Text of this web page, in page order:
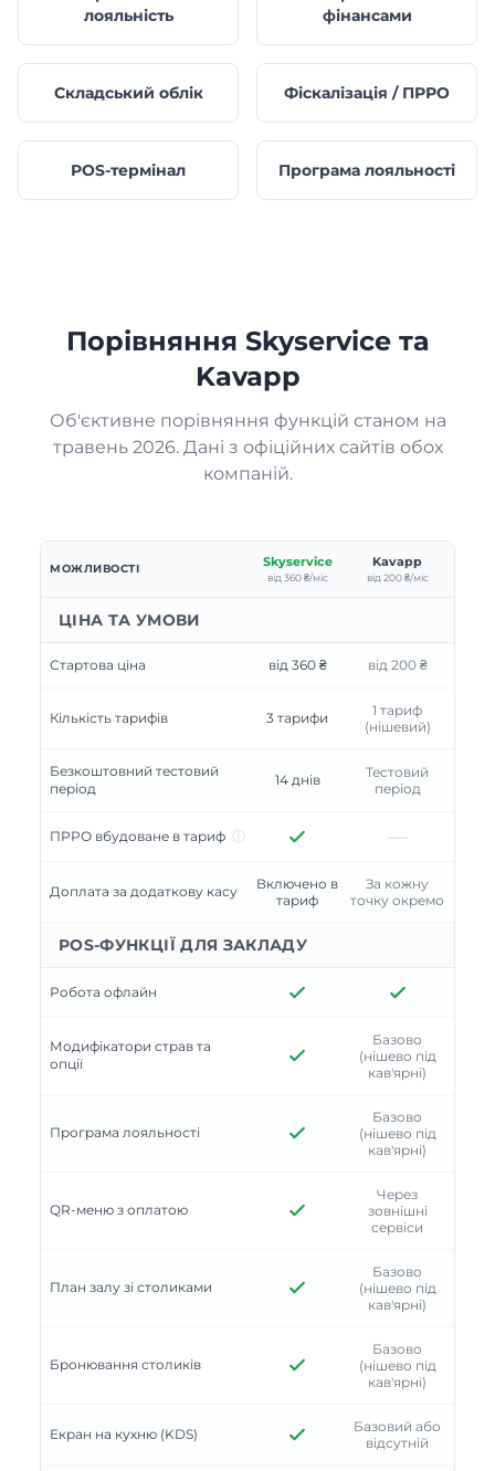
лояльність
фінансами
Складський облік Фіскалізація / ПРРО
POS-термінал Програма лояльності
Порівняння Skyservice та
Kavapp
Об'єктивне порівняння функцій станом на
травень 2026. Дані з офіційних сайтів обох
компаній.
МОЖЛИВОСТІ Skyservice
від 360 ₴/міс
Kavapp
від 200 ₴/міс
ЦІНА ТА УМОВИ
Стартова ціна від 360 ₴ від 200 ₴
Кількість тарифів 3 тарифи
1 тариф
(нішевий)
Безкоштовний тестовий
період
14 днів
Тестовий
період
ПРРО вбудоване в тариф ⓘ —
Доплата за додаткову касу
Включено в
тариф
За кожну
точку окремо
POS-ФУНКЦІЇ ДЛЯ ЗАКЛАДУ
Робота офлайн
Модифікатори страв та
опції
Базово
(нішево під
кав'ярні)
Програма лояльності
Базово
(нішево під
кав'ярні)
QR-меню з оплатою
Через
зовнішні
сервіси
План залу зі столиками
Базово
(нішево під
кав'ярні)
Бронювання столиків
Базово
(нішево під
кав'ярні)
Екран на кухню (KDS)
Базовий або
відсутній